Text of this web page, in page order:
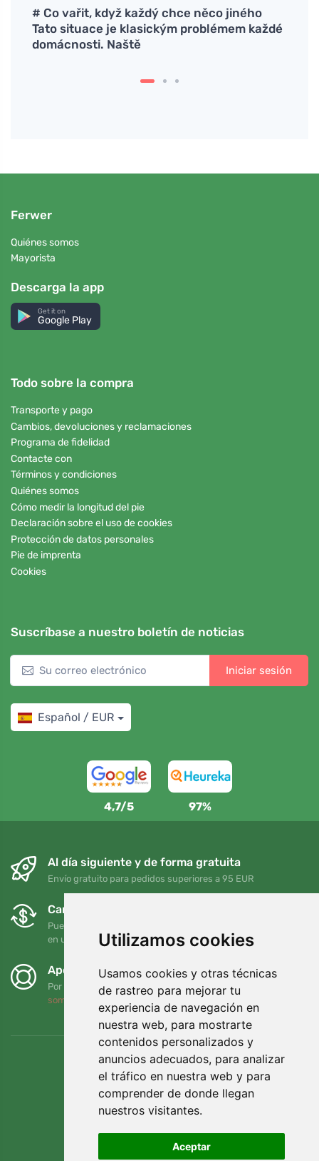
Utilizamos cookies
Usamos cookies y otras técnicas
de rastreo para mejorar tu
experiencia de navegación en
nuestra web, para mostrarte
contenidos personalizados y
anuncios adecuados, para analizar
el tráfico en nuestra web y para
comprender de donde llegan
nuestros visitantes.
Aceptar
# Co vařit, když každý chce něco jiného
Tato situace je klasickým problémem každé
domácnosti. Naště
Ferwer
Quiénes somos
Mayorista
Descarga la app
Get it on
Google Play
Todo sobre la compra
Transporte y pago
Cambios, devoluciones y reclamaciones
Programa de fidelidad
Contacte con
Términos y condiciones
Quiénes somos
Cómo medir la longitud del pie
Declaración sobre el uso de cookies
Protección de datos personales
Pie de imprenta
Cookies
Suscríbase a nuestro boletín de noticias
Iniciar sesión
Español / EUR
4,7/5 97%
Al día siguiente y de forma gratuita
Envío gratuito para pedidos superiores a 95 EUR
Cambios y devoluciones gratuitos
Puede devolver o cambiar su pedido en cualquier momento
en un plazo de 90 días
Apoyamos a Trees.org
Por cada pedido plantamos un árbol. Leer más
somos